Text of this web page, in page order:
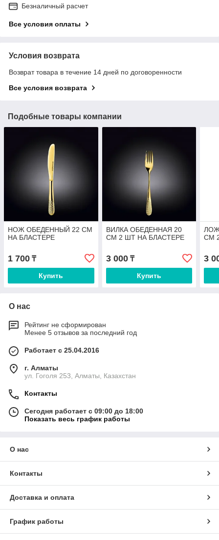
Безналичный расчет
Все условия оплаты
Условия возврата
Возврат товара в течение 14 дней по договоренности
Все условия возврата
Подобные товары компании
НОЖ ОБЕДЕННЫЙ 22 СМ
НА БЛАСТЕРЕ
1 700 ₸
Купить
ВИЛКА ОБЕДЕННАЯ 20
СМ 2 ШТ НА БЛАСТЕРЕ
3 000₸
Купить
СМ
3
О нас
Рейтинг не сформирован
Менее 5 отзывов за последний год
Работает с 25.04.2016
г. Алматы
ул. Гоголя 253, Алматы, Казахстан
Контакты
Сегодня работает с 09:00 до 18:00
Показать весь график работы
О нас
Контакты
Доставка и оплата
График работы